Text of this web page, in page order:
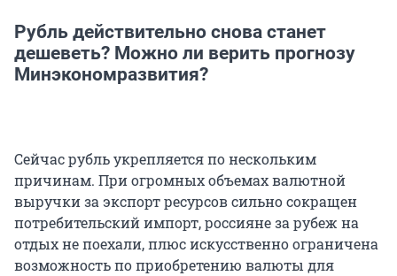
Рубль действительно снова станет
дешеветь? Можно ли верить прогнозу
Минэкономразвития?
Сейчас рубль укрепляется по нескольким
причинам. При огромных объемах валютной
выручки за экспорт ресурсов сильно сокращен
потребительский импорт, россияне за рубеж на
отдых не поехали, плюс искусственно ограничена
возможность по приобретению валюты для